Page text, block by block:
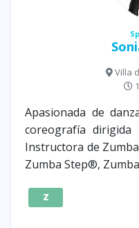
Villa
Apasionada de
coreografía
Instructora de
Zumba Step®,
Z